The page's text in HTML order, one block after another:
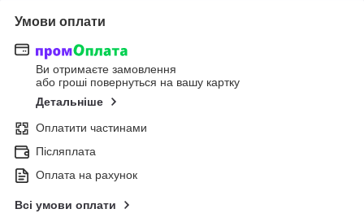
Умови оплати
Ви отримаєте замовлення
або гроші повернуться на вашу картку
Детальніше
Оплатити частинами
Післяплата
Оплата на рахунок
Всі умови оплати